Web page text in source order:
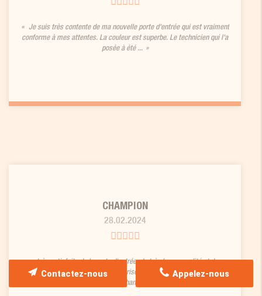
Je suis très contente de ma nouvelle porte d'entrée qui est vraiment
conforme à mes attentes. La couleur est superbe. Le technicien qui l'a
posée à été ...
CHAMPION
28.02.2024
très satisfaite de la porte d'entrée, de très bonne qualité et des
volets roulants solaires que l'entreprise bâtiProjet m'a installé, service
Impeccable devie rapide, chantier très propre. Je ...
Appelez-nous
Contactez-nous